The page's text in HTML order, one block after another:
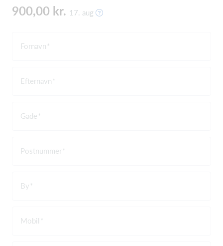
900,00 kr. 17. aug
Fornavn
Efternavn
Gade
Postnummer
By
Mobil